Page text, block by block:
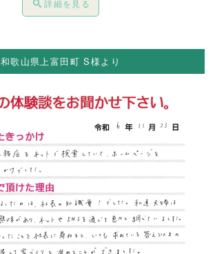
詳細を見る
和歌山県上富田町 S様より